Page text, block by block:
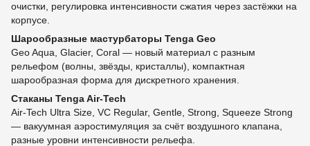
очистки, регулировка интенсивности сжатия через застёжки на
корпусе.
Шарообразные мастурбаторы Tenga Geo
Geo Aqua, Glacier, Coral — новый материал с разным
рельефом (волны, звёзды, кристаллы), компактная
шарообразная форма для дискретного хранения.
Стаканы Tenga Air-Tech
Air-Tech Ultra Size, VC Regular, Gentle, Strong, Squeeze Strong
— вакуумная аэростимуляция за счёт воздушного клапана,
разные уровни интенсивности рельефа.